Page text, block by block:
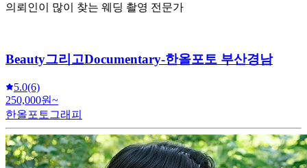
의뢰인이 많이 찾는 웨딩 촬영 전문가